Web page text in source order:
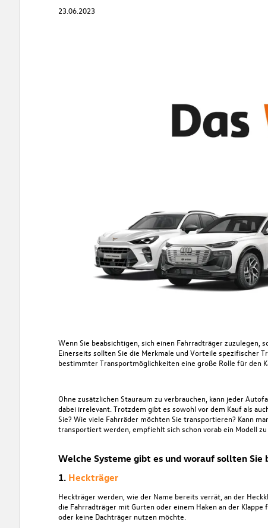
23.06.2023
Wenn Sie beabsichtigen, sich einen Fahrradträger zuzulegen,
Einerseits sollten Sie die Merkmale und Vorteile spezifischer
bestimmter Transportmöglichkeiten eine große Rolle für den
Ohne zusätzlichen Stauraum zu verbrauchen, kann jeder
dabei irrelevant. Trotzdem gibt es sowohl vor dem Kauf als
Sie? Wie viele Fahrräder möchten Sie transportieren? Kann
transportiert werden, empfiehlt sich schon vorab ein Modell
Welche Systeme gibt es und worauf sollten Sie
1. Heckträger
Heckträger werden, wie der Name bereits verrät, an der
die Fahrradträger mit Gurten oder einem Haken an der
oder keine Dachträger nutzen möchte.